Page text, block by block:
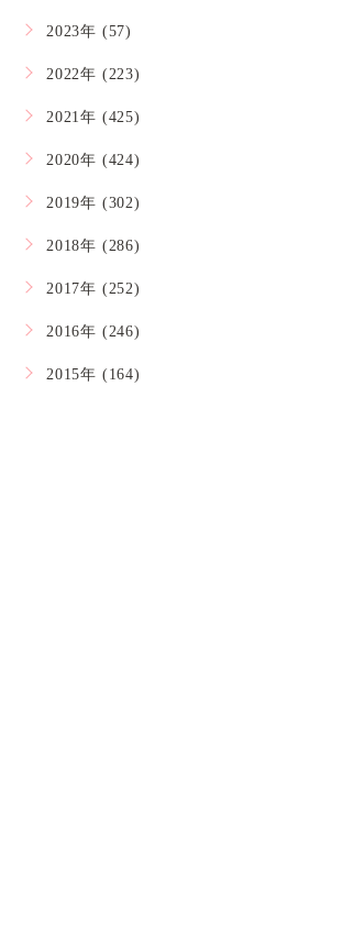
2023年 (57)
2022年 (223)
2021年 (425)
2020年 (424)
2019年 (302)
2018年 (286)
2017年 (252)
2016年 (246)
2015年 (164)